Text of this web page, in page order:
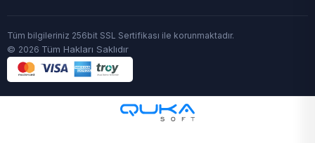
Tüm bilgileriniz 256bit SSL Sertifikası ile korunmaktadır.
© 2026 Tüm Hakları Saklıdır